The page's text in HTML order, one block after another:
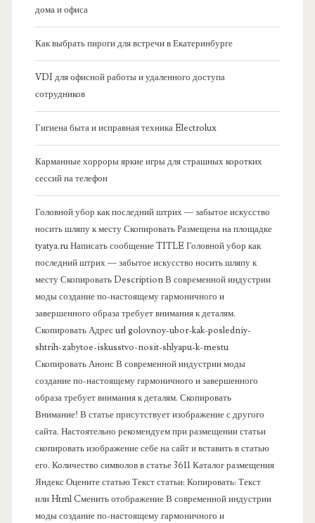
дома и офиса
Как выбрать пироги для встречи в Екатеринбурге
VDI для офисной работы и удаленного доступа
сотрудников
Гигиена быта и исправная техника Electrolux
Карманные хорроры яркие игры для страшных коротких
сессий на телефон
Головной убор как последний штрих — забытое искусство
носить шляпу к месту Скопировать Размещена на площадке
tyatya.ru Написать сообщение TITLE Головной убор как
последний штрих — забытое искусство носить шляпу к
месту Скопировать Description В современной индустрии
моды создание по-настоящему гармоничного и
завершенного образа требует внимания к деталям.
Скопировать Адрес url golovnoy-ubor-kak-posledniy-
shtrih-zabytoe-iskusstvo-nosit-shlyapu-k-mestu
Скопировать Анонс В современной индустрии моды
создание по-настоящему гармоничного и завершенного
образа требует внимания к деталям. Скопировать
Внимание! В статье присутствует изображение с другого
сайта. Настоятельно рекомендуем при размещении статьи
скопировать изображение себе на сайт и вставить в статью
его. Количество символов в статье 3611 Каталог размещения
Яндекс Оцените статью Текст статьи: Копировать: Текст
или Html Cменить отображение В современной индустрии
моды создание по-настоящему гармоничного и